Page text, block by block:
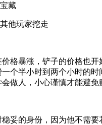
藏
他玩家挖走
格暴涨，铲子的价格也
个半小时到两个小时的
做人，小心谨慎才能避免
妥的身份，因为他不需